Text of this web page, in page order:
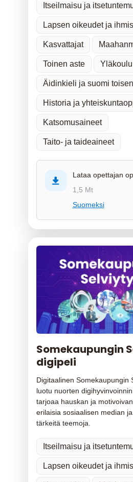
Itseilmaisu ja
Lapsen oikeudet ja
Kasvattajat
Toinen aste Yläkoulu
Äidinkieli ja suomi
Historia ja
Katsomusaineet
Taito- ja taideaineet
Lataa opettajan
1,5 Mt
Suomeksi
Somekaupungin
digipeli
Digitaalinen Somekaupungin
luotu nuorten
tarjoaa hauskan ja
erilaisia sosiaalisen median
tärkeitä teemoja.
Itseilmaisu ja
Lapsen oikeudet ja